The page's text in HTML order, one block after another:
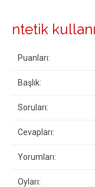
ntetik
Puanları:
Başlık:
Soruları:
Cevapları:
Yorumları:
Oyları: